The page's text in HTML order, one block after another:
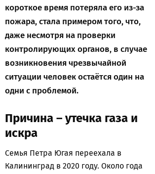
короткое время потеряла его из-за
пожара, стала примером того, что,
даже несмотря на проверки
контролирующих органов, в случае
возникновения чрезвычайной
ситуации человек остаётся один на
одни с проблемой.
Причина – утечка газа и
искра
Семья Петра Югая переехала в
Калининград в 2020 году. Около года